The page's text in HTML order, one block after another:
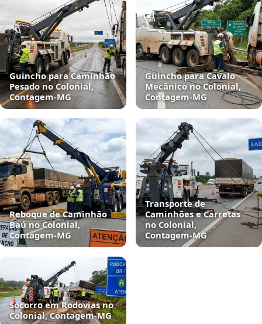
Guincho para Caminhão
Pesado no Colonial,
Contagem‑MG
Guincho para Cavalo
Mecânico no Colonial,
Contagem‑MG
Reboque de Caminhão
Baú no Colonial,
Contagem‑MG
Transporte de
Caminhões e Carretas
no Colonial,
Contagem‑MG
Socorro em Rodovias no
Colonial, Contagem‑MG